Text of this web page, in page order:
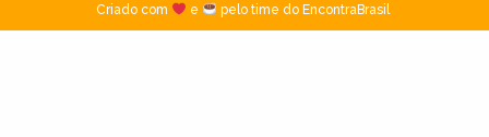
Criado com
e pelo time do EncontraBrasil